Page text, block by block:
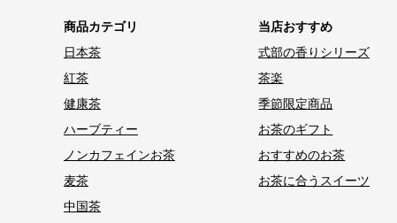
商品カテゴリ
日本茶
紅茶
健康茶
ハーブティー
ノンカフェインお茶
麦茶
中国茶
当店おすすめ
式部の香りシリーズ
茶楽
季節限定商品
お茶のギフト
おすすめのお茶
お茶に合うスイーツ